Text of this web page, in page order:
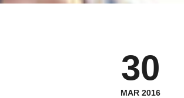
30
MAR 2016